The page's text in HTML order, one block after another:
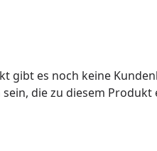
gibt es noch keine
die zu diesem